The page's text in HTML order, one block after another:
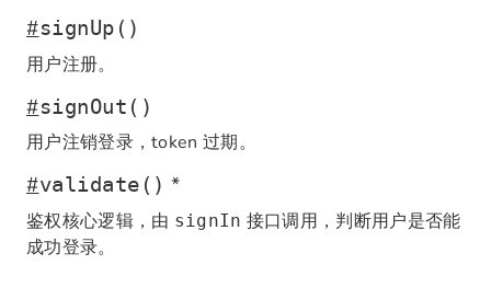
#signUp()
用户注册。
#signOut()
用户注销登录，token 过期。
#validate() *
鉴权核心逻辑，由 signIn 接口调用，判断用户是否能
成功登录。